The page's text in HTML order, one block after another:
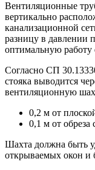
Вентиляционные
вертикально
канализационной
разницу в давлении
оптимальную работу
Согласно СП
стояка выводится
вентиляционную
0,2 м от
0,1 м от
Шахта должна быть
открываемых окон и